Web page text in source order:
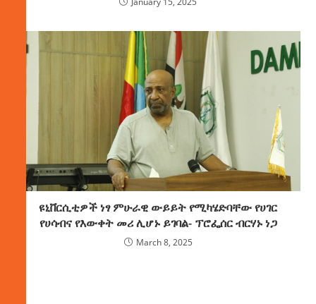
ዩኒቨርሲቲዎች ነፃ ምሁራዊ ውይይት የሚካሄድባቸው የሀገር
የሀሳብና የእውቀት መሪ ሊሆኑ ይገባል- ፕሮፌሰር ብርሃኑ ነጋ
March 8, 2025